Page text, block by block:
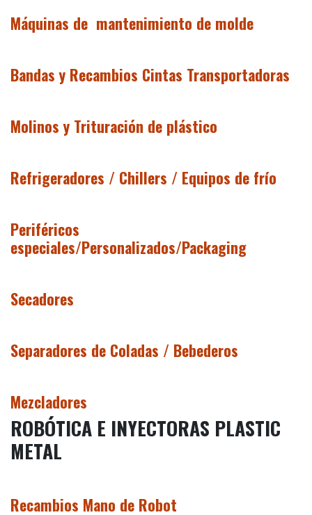
Máquinas de mantenimiento de molde
Bandas y Recambios Cintas Transportadoras
Molinos y Trituración de plástico
Refrigeradores / Chillers / Equipos de frío
Periféricos
especiales/Personalizados/Packaging
Secadores
Separadores de Coladas / Bebederos
Mezcladores
ROBÓTICA E INYECTORAS PLASTIC
METAL
Recambios Mano de Robot